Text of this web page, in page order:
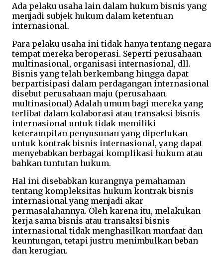
Ada pelaku usaha lain dalam hukum bisnis yang
menjadi subjek hukum dalam ketentuan
internasional.
Para pelaku usaha ini tidak hanya tentang negara
tempat mereka beroperasi. Seperti perusahaan
multinasional, organisasi internasional, dll.
Bisnis yang telah berkembang hingga dapat
berpartisipasi dalam perdagangan internasional
disebut perusahaan maju (perusahaan
multinasional) Adalah umum bagi mereka yang
terlibat dalam kolaborasi atau transaksi bisnis
internasional untuk tidak memiliki
keterampilan penyusunan yang diperlukan
untuk kontrak bisnis internasional, yang dapat
menyebabkan berbagai komplikasi hukum atau
bahkan tuntutan hukum.
Hal ini disebabkan kurangnya pemahaman
tentang kompleksitas hukum kontrak bisnis
internasional yang menjadi akar
permasalahannya. Oleh karena itu, melakukan
kerja sama bisnis atau transaksi bisnis
internasional tidak menghasilkan manfaat dan
keuntungan, tetapi justru menimbulkan beban
dan kerugian.